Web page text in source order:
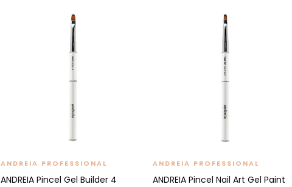
ANDREIA PROFESSIONAL
ANDREIA Pincel Gel Builder 4
ANDREIA PROFESSIONAL
ANDREIA Pincel Nail Art Gel Paint